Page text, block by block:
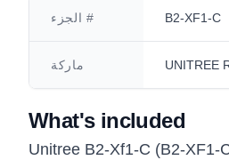
الجزء # B2-XF1-C
ماركة UNITREE
What's included
Unitree B2-Xf1-C (B2-XF1-